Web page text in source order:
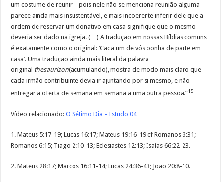
um costume de reunir – pois nele não se menciona reunião alguma –
parece ainda mais insustentável, e mais incoerente inferir dele que a
ordem de reservar um donativo em casa signifique que o mesmo
deveria ser dado na igreja. (…) A tradução em nossas Bíblias comuns
é exatamente como o original: ‘Cada um de vós ponha de parte em
casa’. Uma tradução ainda mais literal da palavra
original thesaurizon(acumulando), mostra de modo mais claro que
cada irmão contribuinte devia ir ajuntando por si mesmo, e não
entregar a oferta de semana em semana a uma outra pessoa.”15
Vídeo relacionado: O Sétimo Dia – Estudo 04
1. Mateus 5:17-19; Lucas 16:17; Mateus 19:16-19 cf Romanos 3:31;
Romanos 6:15; Tiago 2:10-13; Eclesiastes 12:13; Isaías 66:22-23.
2. Mateus 28:17; Marcos 16:11-14; Lucas 24:36-43; João 20:8-10.